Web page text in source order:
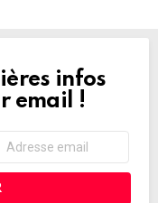
infos
email !